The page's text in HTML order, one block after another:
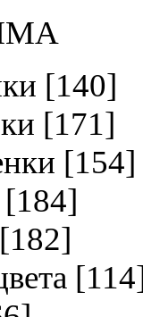
[140]
[171]
[154]
[184]
[182]